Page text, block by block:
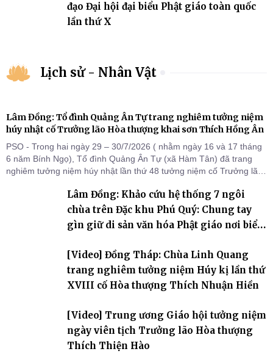
đạo Đại hội đại biểu Phật giáo toàn quốc
lần thứ X
Lịch sử - Nhân Vật
Lâm Đồng: Tổ đình Quảng Ân Tự trang nghiêm tưởng niệm
húy nhật cố Trưởng lão Hòa thượng khai sơn Thích Hồng Ân
PSO - Trong hai ngày 29 – 30/7/2026 ( nhằm ngày 16 và 17 tháng
6 năm Bính Ngọ), Tổ đình Quảng Ân Tự (xã Hàm Tân) đã trang
nghiêm tưởng niệm húy nhật lần thứ 48 tưởng niệm cố Trưởng lão
Chư Tôn đức Tăng Ni, môn đồ pháp quyến cùng đông đảo thiện tín
Phật tử đã đồng vân tập về đạo tràng, th
Lâm Đồng: Khảo cứu hệ thống 7 ngôi
chùa trên Đặc khu Phú Quý: Chung tay
gìn giữ di sản văn hóa Phật giáo nơi biển
[Video] Đồng Tháp: Chùa Linh Quang
trang nghiêm tưởng niệm Húy kị lần thứ
XVIII cố Hòa thượng Thích Nhuận Hiền
[Video] Trung ương Giáo hội tưởng niệm
ngày viên tịch Trưởng lão Hòa thượng
Thích Thiện Hào